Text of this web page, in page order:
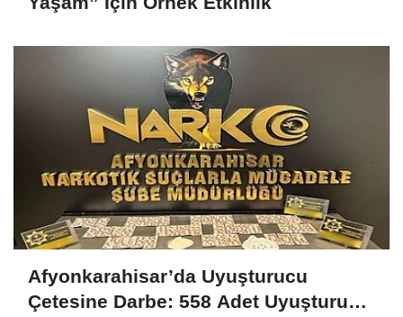
Afyonkarahisar’da Uyuşturucu
Çetesine Darbe: 558 Adet Uyuşturucu